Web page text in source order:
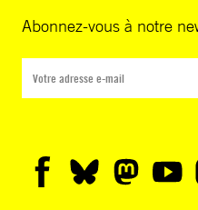
Abonnez-vous à notre